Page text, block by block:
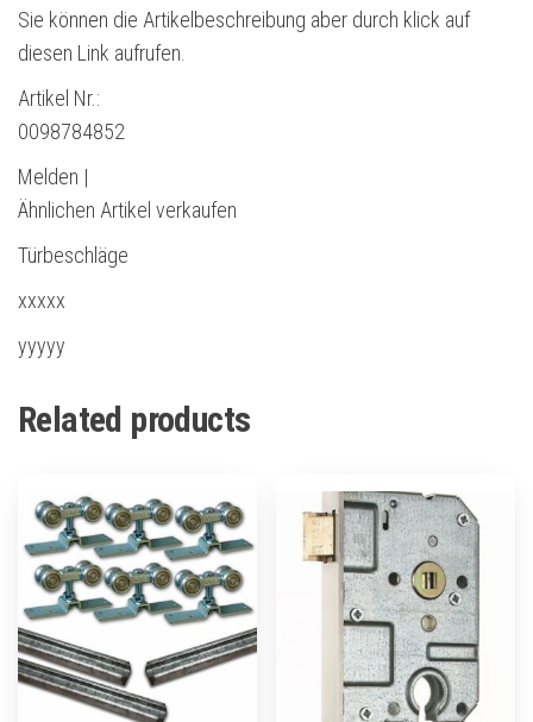
Sie können die Artikelbeschreibung aber durch klick auf
diesen Link aufrufen.
Artikel Nr.:
0098784852
Melden |
Ähnlichen Artikel verkaufen
Türbeschläge
xxxxx
yyyyy
Related products